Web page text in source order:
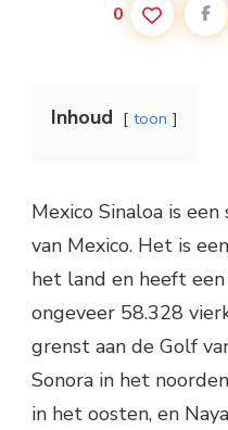
0
Inhoud toon
Mexico Sinaloa is
van Mexico. Het is
het land en heeft
ongeveer 58.328
grenst aan de Golf
Sonora in het
in het oosten, en